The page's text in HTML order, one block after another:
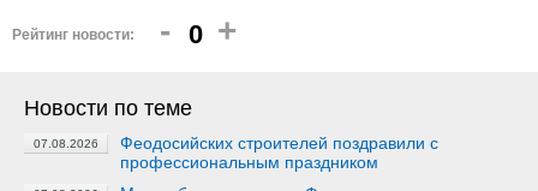
Рейтинг новости: - 0 +
Новости по теме
07.08.2026
Феодосийских строителей поздравили с
профессиональным праздником